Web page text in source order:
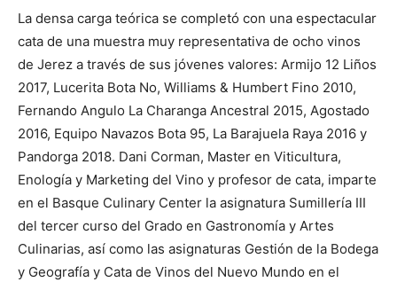
La densa carga teórica se completó con una espectacular
cata de una muestra muy representativa de ocho vinos
de Jerez a través de sus jóvenes valores: Armijo 12 Liños
2017, Lucerita Bota No, Williams & Humbert Fino 2010,
Fernando Angulo La Charanga Ancestral 2015, Agostado
2016, Equipo Navazos Bota 95, La Barajuela Raya 2016 y
Pandorga 2018. Dani Corman, Master en Viticultura,
Enología y Marketing del Vino y profesor de cata, imparte
en el Basque Culinary Center la asignatura Sumillería III
del tercer curso del Grado en Gastronomía y Artes
Culinarias, así como las asignaturas Gestión de la Bodega
y Geografía y Cata de Vinos del Nuevo Mundo en el